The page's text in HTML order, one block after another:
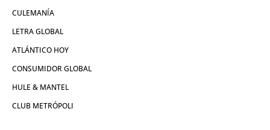
CULEMANÍA
LETRA GLOBAL
ATLÁNTICO HOY
CONSUMIDOR GLOBAL
HULE & MANTEL
CLUB METRÓPOLI